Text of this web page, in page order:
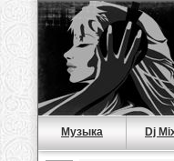
Музыка Dj